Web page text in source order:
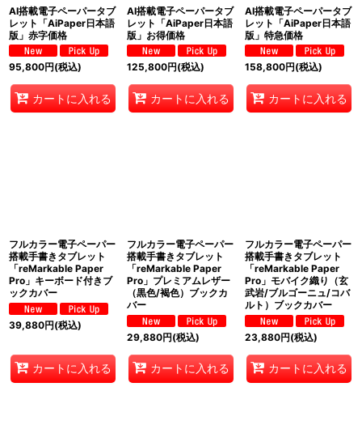
AI搭載電子ペーパータブ
レット「AiPaper日本語
版」赤字価格
95,800円(税込)
カートに入れる
AI搭載電子ペーパータブ
レット「AiPaper日本語
版」お得価格
125,800円(税込)
カートに入れる
AI搭載電子ペーパータブ
レット「AiPaper日本語
版」特急価格
158,800円(税込)
カートに入れる
フルカラー電子ペーパー
搭載手書きタブレット
「reMarkable Paper
Pro」キーボード付きブ
ックカバー
39,880円(税込)
カートに入れる
フルカラー電子ペーパー
搭載手書きタブレット
「reMarkable Paper
Pro」プレミアムレザー
（黒色/褐色）ブックカ
バー
29,880円(税込)
カートに入れる
フルカラー電子ペーパー
搭載手書きタブレット
「reMarkable Paper
Pro」モバイク織り（玄
武岩/ブルゴーニュ/コバ
ルト）ブックカバー
23,880円(税込)
カートに入れる